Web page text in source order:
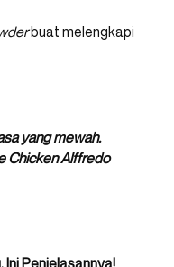
buat melengkapi
yang mewah.
Chicken Alffredo
Ini Penjelasannya!